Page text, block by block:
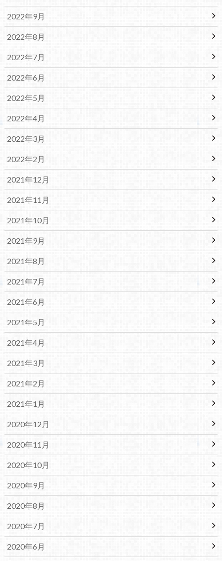
2022年9月
2022年8月
2022年7月
2022年6月
2022年5月
2022年4月
2022年3月
2022年2月
2021年12月
2021年11月
2021年10月
2021年9月
2021年8月
2021年7月
2021年6月
2021年5月
2021年4月
2021年3月
2021年2月
2021年1月
2020年12月
2020年11月
2020年10月
2020年9月
2020年8月
2020年7月
2020年6月